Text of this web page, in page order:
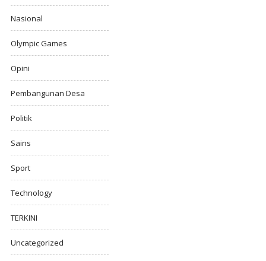
Nasional
Olympic Games
Opini
Pembangunan Desa
Politik
Sains
Sport
Technology
TERKINI
Uncategorized